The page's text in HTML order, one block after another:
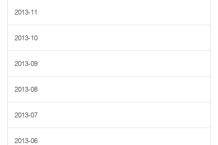
2013-11
2013-10
2013-09
2013-08
2013-07
2013-06